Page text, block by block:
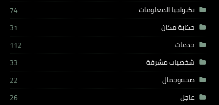
تكنولجيا المعلومات
74
حكاية مكان
31
خدمات
112
شخصيات مشرفة
33
صحةوجمال
22
عاجل
26